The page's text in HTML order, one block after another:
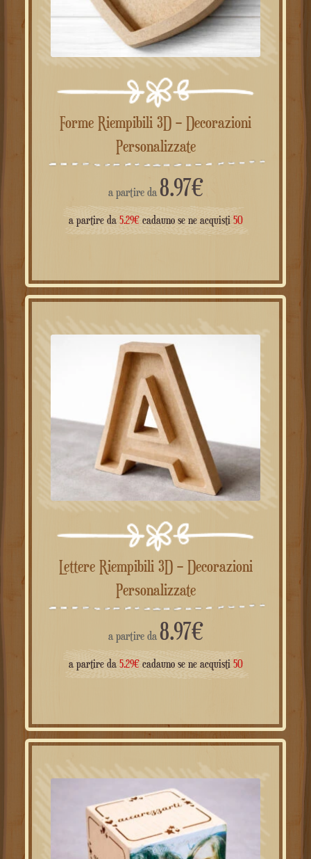
Forme Riempibili 3D – Decorazioni
Personalizzate
a partire da 8.97€
a partire da 5.29€cadauno se ne acquisti50
Lettere Riempibili 3D – Decorazioni
Personalizzate
a partire da 8.97€
a partire da 5.29€cadauno se ne acquisti 50